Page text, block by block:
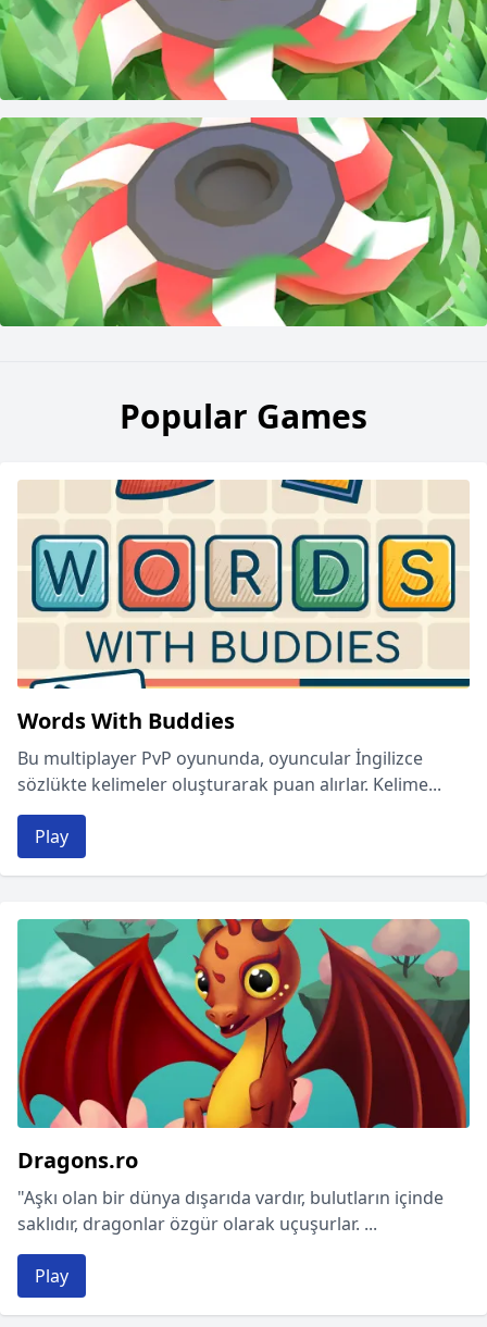
Popular Games
Words With Buddies
Bu multiplayer PvP oyununda, oyuncular İngilizce
sözlükte kelimeler oluşturarak puan alırlar. Kelime...
Play
Dragons.ro
"Aşkı olan bir dünya dışarıda vardır, bulutların içinde
saklıdır, dragonlar özgür olarak uçuşurlar. ...
Play